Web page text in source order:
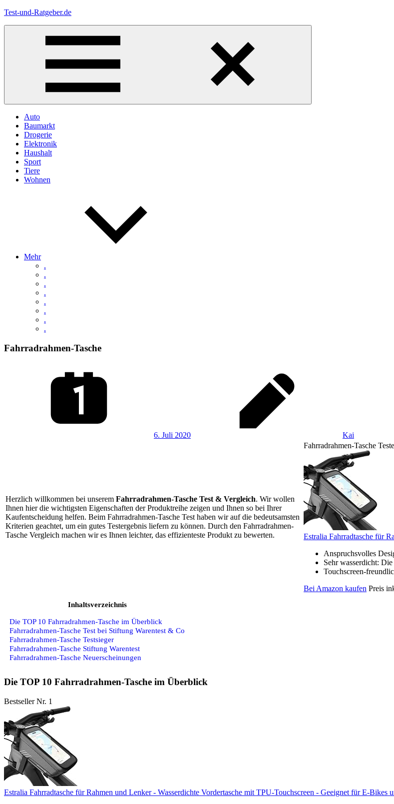
Zum
Test-und-Ratgeber.de
Menü
Auto
Baumarkt
Drogerie
Elektronik
Haushalt
Sport
Tiere
Wohnen
Mehr
.
.
.
.
.
.
.
.
Fahrradrahmen-Tasche
6. Juli 2020 Kai
Herzlich willkommen bei unserem Fahrradrahmen-Tasche Test & Vergleich. Wir wollen
Ihnen hier die wichtigsten Eigenschaften der Produktreihe zeigen und Ihnen so bei Ihrer
Kaufentscheidung helfen. Beim Fahrradrahmen-Tasche Test haben wir auf die bedeutsamsten
Kriterien geachtet, um ein gutes Testergebnis liefern zu können. Durch den Fahrradrahmen-
Tasche Vergleich machen wir es Ihnen leichter, das effizienteste Produkt zu bewerten.
Fahrradrahmen-Tasche
Estralia Fahrradtasche für
Anspruchsvolles
Sehr wasserdicht:
Touchscreen-
Bei Amazon kaufen Preis
Inhaltsverzeichnis
Die TOP 10 Fahrradrahmen-Tasche im Überblick
Fahrradrahmen-Tasche Test bei Stiftung Warentest & Co
Fahrradrahmen-Tasche Testsieger
Fahrradrahmen-Tasche Stiftung Warentest
Fahrradrahmen-Tasche Neuerscheinungen
Die TOP 10 Fahrradrahmen-Tasche im Überblick
Bestseller Nr. 1
Estralia Fahrradtasche für Rahmen und Lenker - Wasserdichte Vordertasche mit TPU-Touchscreen - Geeignet für E-Bikes